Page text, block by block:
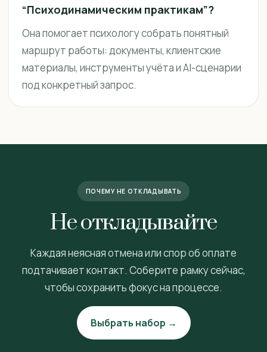
“Психодинамическим практикам”?
Она помогает психологу собрать понятный
маршрут работы: документы, клиентские
материалы, инструменты учёта и AI-сценарии
под конкретный запрос.
ПОЧЕМУ НЕ ОТКЛАДЫВАТЬ
Не откладывайте
Каждая неясная отмена или спор об оплате
подтачивает контакт. Соберите рамку сейчас,
чтобы сохранить фокус на процессе.
Выбрать набор →